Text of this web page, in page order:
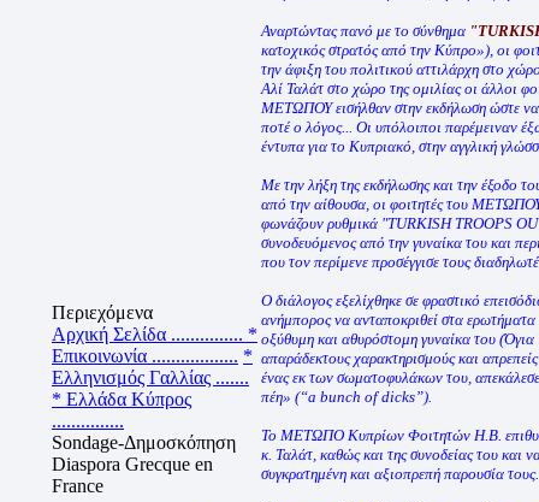
Περιεχόμενα
Αρχική Σελίδα ............... *
Επικοινωνία .................. *
Ελληνισμός Γαλλίας .......
* Ελλάδα Κύπρος
...............
Sondage-Δημοσκόπηση
Diaspora Grecque en
France
Αναρτώντας πανό με το σύνθημα
κατοχικός στρατός από την Κύπρο»), οι
την άφιξη του πολιτικού αττιλάρχη στο
Αλί Ταλάτ στο χώρο της ομιλίας οι άλλοι
ΜΕΤΩΠΟΥ εισήλθαν στην εκδήλωση ώστε να
ποτέ ο λόγος... Οι υπόλοιποι παρέμειναν
έντυπα για το Κυπριακό, στην αγγλική
Με την λήξη της εκδήλωσης και την έξοδο
από την αίθουσα, οι φοιτητές του
φωνάζουν ρυθμικά "TURKISH TROOPS
συνοδευόμενος από την γυναίκα του και
που τον περίμενε προσέγγισε τους
Ο διάλογος εξελίχθηκε σε φραστικό
ανήμπορος να ανταποκριθεί στα
οξύθυμη και αθυρόστομη γυναίκα του
απαράδεκτους χαρακτηρισμούς και
ένας εκ των σωματοφυλάκων του,
πέη» (“a bunch of dicks”).
Το ΜΕΤΩΠΟ Κυπρίων Φοιτητών Η.Β.
κ. Ταλάτ, καθώς και της συνοδείας του και
συγκρατημένη και αξιοπρεπή παρουσία τους.